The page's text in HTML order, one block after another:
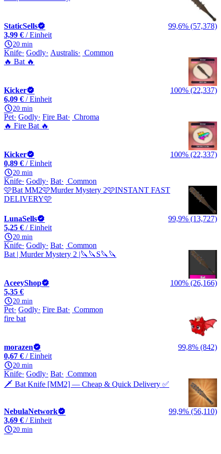
StaticSells
99,6% (57,378)
3,99 € / Einheit
20 min
Knife Godly Australis
Common
🔥 Bat 🔥
Kicker
100% (22,337)
6,09 € / Einheit
20 min
Pet Godly Fire Bat
Chroma
🔥 Fire Bat 🔥
Kicker
100% (22,337)
0,89 € / Einheit
20 min
Knife Godly Bat
Common
🩷Bat MM2🩷Murder Mystery 2🩷INSTANT FAST
DELIVERY🩷
LunaSells
99,9% (13,727)
5,25 € / Einheit
20 min
Knife Godly Bat
Common
Bat | Murder Mystery 2 |🔪🔪S🔪🔪
AceeyShop
100% (26,166)
5,35 €
20 min
Pet Godly Fire Bat
Common
fire bat
morazen
99,8% (842)
0,67 € / Einheit
20 min
Knife Godly Bat
Common
🗡️ Bat Knife [MM2] — Cheap & Quick Delivery ✅
NebulaNetwork
99,9% (56,110)
3,69 € / Einheit
20 min